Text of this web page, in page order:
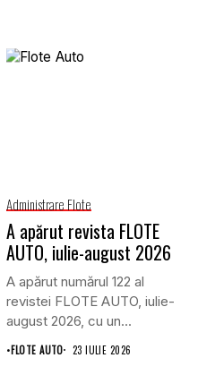
Administrare Flote
A apărut revista FLOTE
AUTO, iulie-august 2026
A apărut numărul 122 al
revistei FLOTE AUTO, iulie-
august 2026, cu un...
•FLOTE AUTO 23 IULIE 2026